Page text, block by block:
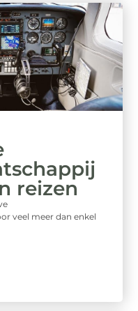
reizen
veel meer dan enkel